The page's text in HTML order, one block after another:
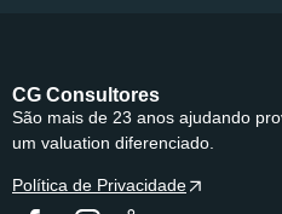
CG Consultores
São mais de 23 anos ajudando
um valuation diferenciado.
Política de Privacidade